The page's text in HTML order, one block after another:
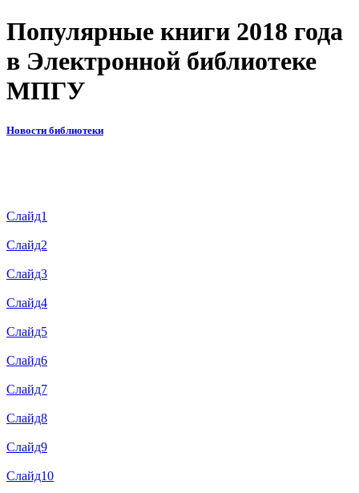
Популярные книги 2018 года
в Электронной библиотеке
МПГУ
Новости библиотеки
Слайд1
Слайд2
Слайд3
Слайд4
Слайд5
Слайд6
Слайд7
Слайд8
Слайд9
Слайд10